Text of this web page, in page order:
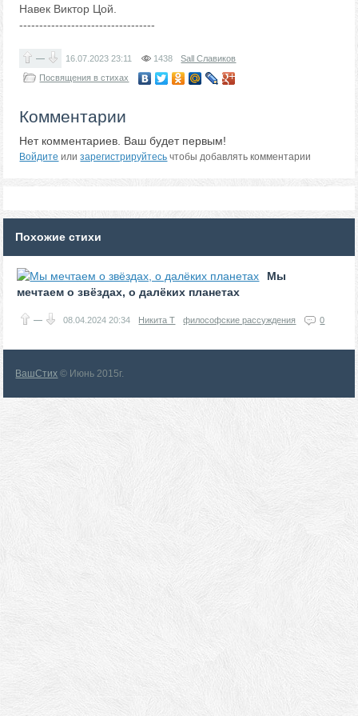
Навек Виктор Цой.
----------------------------------
— 16.07.202323:11 1438
Sall Славиков
Посвящения в стихах
Комментарии
Нет комментариев. Ваш будет первым!
Войдите илизарегистрируйтесь чтобы добавлять комментарии
Похожие стихи
Мы
мечтаем о звёздах, о далёких планетах
— 08.04.202420:34 Никита Т философские рассуждения 0
ВашСтих © Июнь 2015г.